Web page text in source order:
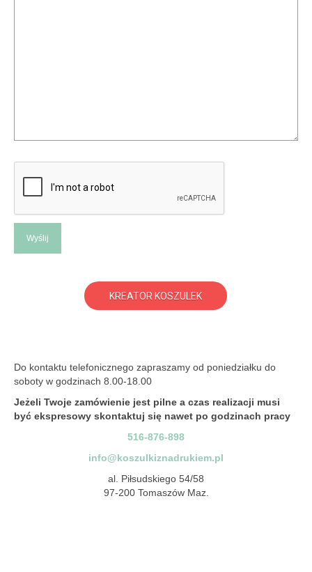
KREATOR KOSZULEK
Do kontaktu telefonicznego zapraszamy od poniedziałku do
soboty w godzinach 8.00-18.00
Jeżeli Twoje zamówienie jest pilne a czas realizacji musi
być ekspresowy skontaktuj się nawet po godzinach pracy
516-876-898
info@koszulkiznadrukiem.pl
al. Piłsudskiego 54/58
97-200 Tomaszów Maz.